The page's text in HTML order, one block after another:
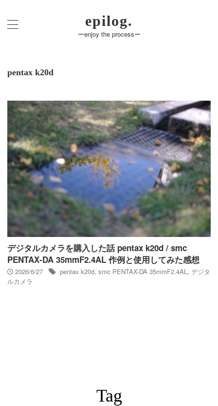
epilog.
ーenjoy the processー
pentax k20d
デジタルカメラを購入した話 pentax k20d / smc
PENTAX-DA 35mmF2.4AL 作例と使用してみた感想
2026/6/27 pentax k20d, smc PENTAX-DA 35mmF2.4AL , デジタ
ルカメラ
Tag